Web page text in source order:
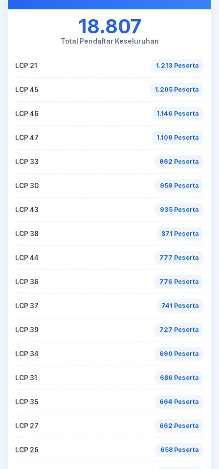
18.807
Total Pendaftar Keseluruhan
LCP 21 1.213 Peserta
LCP 45 1.205 Peserta
LCP 46 1.146 Peserta
LCP 47 1.109 Peserta
LCP 33 962 Peserta
LCP 30 959 Peserta
LCP 43 935 Peserta
LCP 38 871 Peserta
LCP 44 777 Peserta
LCP 36 776 Peserta
LCP 37 741 Peserta
LCP 39 727 Peserta
LCP 34 690 Peserta
LCP 31 686 Peserta
LCP 35 664 Peserta
LCP 27 662 Peserta
LCP 26 658 Peserta